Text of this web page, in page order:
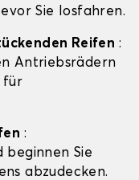
Sie losfahren.
Reifen :
Antriebsrädern
für
:
beginnen Sie
abzudecken.